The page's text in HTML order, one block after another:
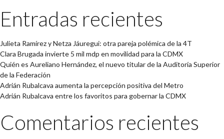
Entradas recientes
Julieta Ramírez y Netza Jáuregui: otra pareja polémica de la 4T
Clara Brugada invierte 5 mil mdp en movilidad para la CDMX
Quién es Aureliano Hernández, el nuevo titular de la Auditoría Superior
de la Federación
Adrián Rubalcava aumenta la percepción positiva del Metro
Adrián Rubalcava entre los favoritos para gobernar la CDMX
Comentarios recientes